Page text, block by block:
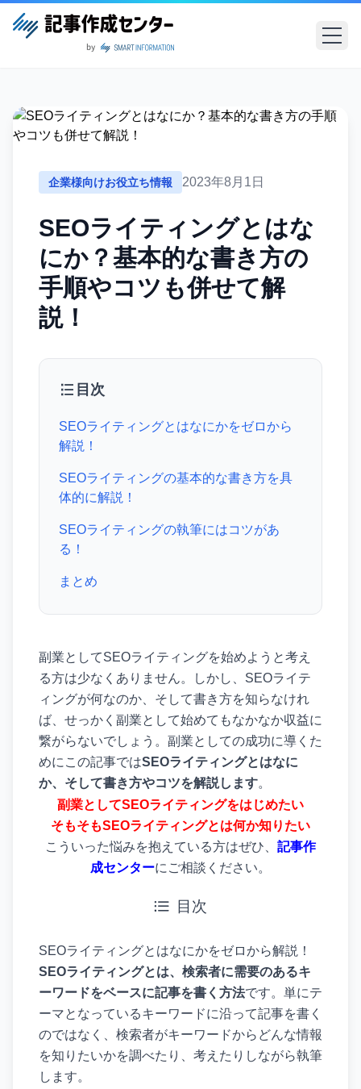
企業様向けお役立ち情報 2023年8月1日
SEOライティングとはな
にか？基本的な書き方の
手順やコツも併せて解
説！
目次
SEOライティングとはなにかをゼロから
解説！
SEOライティングの基本的な書き方を具
体的に解説！
SEOライティングの執筆にはコツがあ
る！
まとめ
副業としてSEOライティングを始めようと考え
る方は少なくありません。しかし、SEOライテ
ィングが何なのか、そして書き方を知らなけれ
ば、せっかく副業として始めてもなかなか収益に
繋がらないでしょう。副業としての成功に導くた
めにこの記事ではSEOライティングとはなに
か、そして書き方やコツを解説します。
副業としてSEOライティングをはじめたい
そもそもSEOライティングとは何か知りたい
こういった悩みを抱えている方はぜひ、 記事作
成センターにご相談ください。
目次
SEOライティングとはなにかをゼロから解説！
SEOライティングとは、検索者に需要のあるキ
ーワードをベースに記事を書く方法です。単にテ
ーマとなっているキーワードに沿って記事を書く
のではなく、検索者がキーワードからどんな情報
を知りたいかを調べたり、考えたりしながら執筆
します。